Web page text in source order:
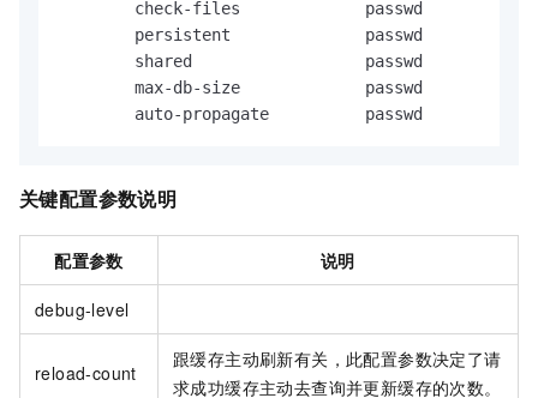
        check-files             passwd
        persistent              passwd
        shared                  passwd
max-db-size             passwd
        auto-propagate          passwd
关键配置参数说明
配置参数 说明
debug-level
reload-count
跟缓存主动刷新有关，此配置参数决定了请
求成功缓存主动去查询并更新缓存的次数。